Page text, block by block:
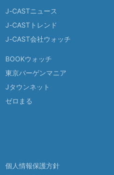
J-CASTニュース
J-CASTトレンド
J-CAST会社ウォッチ
BOOKウォッチ
東京バーゲンマニア
Jタウンネット
ゼロまる
個人情報保護方針